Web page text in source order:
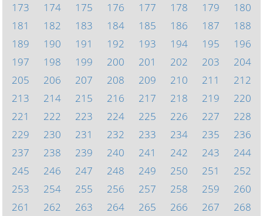
173
174 175 176 177 178 179
180
181
182 183 184 185 186 187
188
189
190 191 192 193 194 195
196
197
198 199 200 201 202 203
204
205
206 207 208 209 210 211
212
213
214 215 216 217 218 219
220
221
222 223 224 225 226 227
228
229
230 231 232 233 234 235
236
237
238 239 240 241 242 243
244
245
246 247 248 249 250 251
252
253
254 255 256 257 258 259
260
261
262 263 264 265 266 267
268